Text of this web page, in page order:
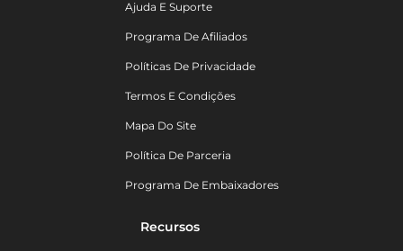
Ajuda E Suporte
Programa De Afiliados
Políticas De Privacidade
Termos E Condições
Mapa Do Site
Política De Parceria
Programa De Embaixadores
Recursos